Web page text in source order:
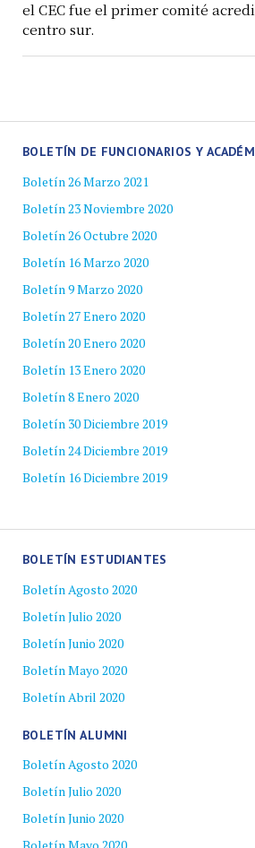
BOLETÍN DE FUNCIONARIOS Y
Boletín 26 Marzo 2021
Boletín 23 Noviembre 2020
Boletín 26 Octubre 2020
Boletín 16 Marzo 2020
Boletín 9 Marzo 2020
Boletín 27 Enero 2020
Boletín 20 Enero 2020
Boletín 13 Enero 2020
Boletín 8 Enero 2020
Boletín 30 Diciembre 2019
Boletín 24 Diciembre 2019
Boletín 16 Diciembre 2019
el CEC fue el primer comité
centro sur.
BOLETÍN ESTUDIANTES
Boletín Agosto 2020
Boletín Julio 2020
Boletín Junio 2020
Boletín Mayo 2020
Boletín Abril 2020
BOLETÍN ALUMNI
Boletín Agosto 2020
Boletín Julio 2020
Boletín Junio 2020